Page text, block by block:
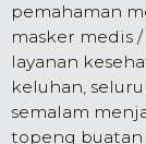
pemahaman
masker medis
layanan
keluhan,
semalam
topeng buatan